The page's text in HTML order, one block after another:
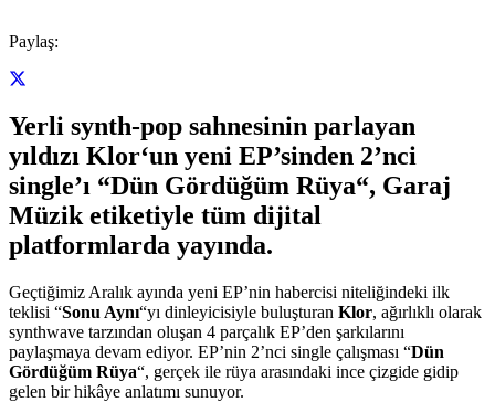
Paylaş:
Yerli synth-pop sahnesinin parlayan
yıldızı Klor‘un yeni EP’sinden 2’nci
single’ı “Dün Gördüğüm Rüya“, Garaj
Müzik etiketiyle tüm dijital
platformlarda yayında.
Geçtiğimiz Aralık ayında yeni EP’nin habercisi niteliğindeki ilk
teklisi “Sonu Aynı“yı dinleyicisiyle buluşturan Klor, ağırlıklı olarak
synthwave tarzından oluşan 4 parçalık EP’den şarkılarını
paylaşmaya devam ediyor. EP’nin 2’nci single çalışması “Dün
Gördüğüm Rüya“, gerçek ile rüya arasındaki ince çizgide gidip
gelen bir hikâye anlatımı sunuyor.